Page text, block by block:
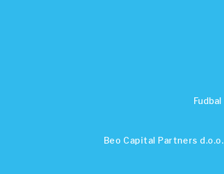
Fudbal
Beo Capital Partners d.o.o.